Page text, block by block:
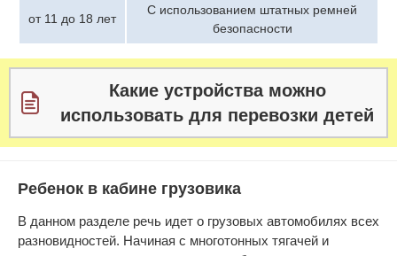
от 11 до 18 лет
С использованием штатных ремней
безопасности
Какие устройства можно
использовать для перевозки детей
Ребенок в кабине грузовика
В данном разделе речь идет о грузовых автомобилях всех
разновидностей. Начиная с многотонных тягачей и